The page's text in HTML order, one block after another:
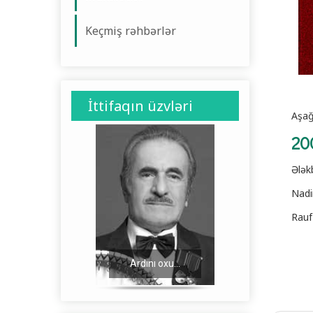
Keçmiş rəhbərlər
İttifaqın üzvləri
Ardını oxu...